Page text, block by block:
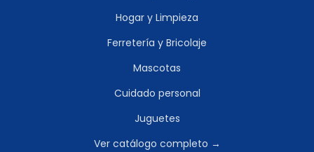
Hogar y Limpieza
Ferretería y Bricolaje
Mascotas
Cuidado personal
Juguetes
Ver catálogo completo →